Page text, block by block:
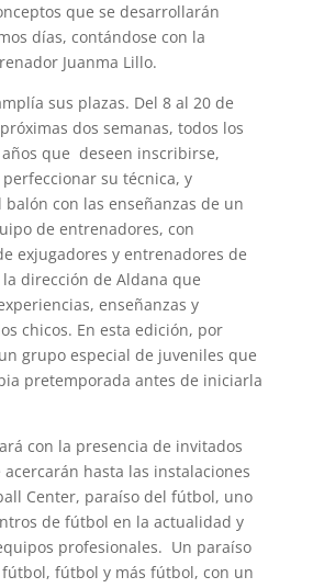
que se desarrollarán
días, contándose con la
Juanma Lillo.
sus plazas. Del 8 al 20 de
dos semanas, todos los
años que deseen inscribirse,
su técnica, y
con las enseñanzas de un
de entrenadores, con
exjugadores y entrenadores de
dirección de Aldana que
enseñanzas y
chicos. En esta edición, por
grupo especial de juveniles que
pretemporada antes de iniciarla
con la presencia de invitados
hasta las instalaciones
Center, paraíso del fútbol, uno
de fútbol en la actualidad y
profesionales. Un paraíso
fútbol y más fútbol, con un